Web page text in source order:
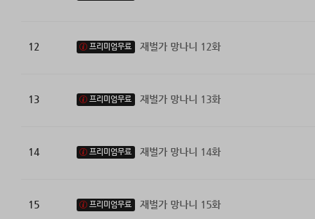
12 프리미엄무료 재벌가 망나니 12화
13 프리미엄무료 재벌가 망나니 13화
14 프리미엄무료 재벌가 망나니 14화
15 프리미엄무료 재벌가 망나니 15화